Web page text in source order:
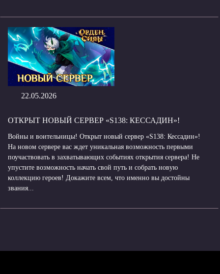
22.05.2026
ОТКРЫТ НОВЫЙ СЕРВЕР «S138: КЕССАДИН»!
Войны и воительницы! Открыт новый сервер «S138: Кессадин»!
На новом сервере вас ждет уникальная возможность первыми
поучаствовать в захватывающих событиях открытия сервера! Не
упустите возможность начать свой путь и собрать новую
коллекцию героев! Докажите всем, что именно вы достойны
звания...